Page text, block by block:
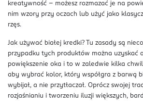
kreatywność – możesz rozmazać je na
nim wzory przy oczach lub użyć jako
rzęs.
Jak używać białej kredki? Tu zasady są
przypadku tych produktów można uzyskać
powiększenie oka i to w zaledwie kilka
aby wybrać kolor, który współgra z barwą
wybijał, a nie przytłaczał. Oprócz swojej
rozjaśnianiu i tworzeniu iluzji większych,